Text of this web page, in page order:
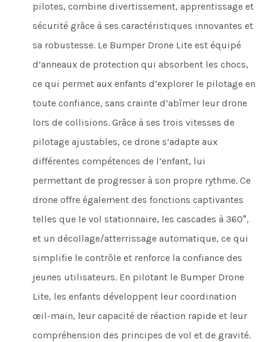
pilotes, combine divertissement, apprentissage et
sécurité grâce à ses caractéristiques innovantes et
sa robustesse. Le Bumper Drone Lite est équipé
d’anneaux de protection qui absorbent les chocs,
ce qui permet aux enfants d’explorer le pilotage en
toute confiance, sans crainte d’abîmer leur drone
lors de collisions. Grâce à ses trois vitesses de
pilotage ajustables, ce drone s’adapte aux
différentes compétences de l’enfant, lui
permettant de progresser à son propre rythme. Ce
drone offre également des fonctions captivantes
telles que le vol stationnaire, les cascades à 360°,
et un décollage/atterrissage automatique, ce qui
simplifie le contrôle et renforce la confiance des
jeunes utilisateurs. En pilotant le Bumper Drone
Lite, les enfants développent leur coordination
œil-main, leur capacité de réaction rapide et leur
compréhension des principes de vol et de gravité.